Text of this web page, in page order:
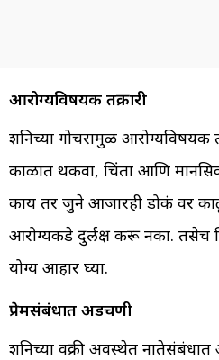
आरोग्यविषयक तक्रारी
शनिच्या गोचरामुळ आरोग्यविषयक
काळात थकवा, चिंता आणि
काय तर जुने आजारही डोकं वर
आरोग्यकडे दुर्लक्ष करू नका. तसेच
योग्य आहार घ्या.
प्रेमसंबंधात अडचणी
शनिच्या वक्री अवस्थेत नातेसंबंधात